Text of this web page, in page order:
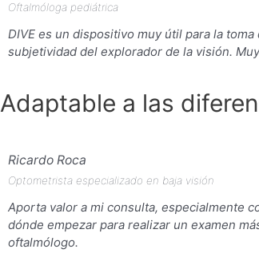
Oftalmóloga pediátrica
DIVE es un dispositivo muy útil para la
subjetividad del explorador de la visión.
Adaptable a las
Ricardo Roca
Optometrista especializado en baja visión
Aporta valor a mi consulta, especialmente
dónde empezar para realizar un examen
oftalmólogo.